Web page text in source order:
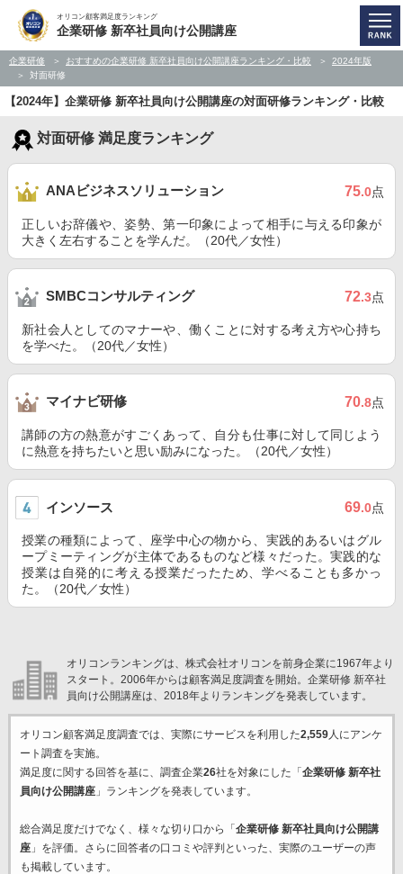
オリコン顧客満足度ランキング
企業研修 新卒社員向け公開講座
企業研修 おすすめの企業研修 新卒社員向け公開講座ランキング・比較
2024年版
対面研修
【2024年】企業研修 新卒社員向け公開講座の対面研修ランキング・比較
対面研修 満足度ランキング
ANAビジネスソリューション 75.0点
正しいお辞儀や、姿勢、第一印象によって相手に与える印象が
大きく左右することを学んだ。（20代／女性）
SMBCコンサルティング 72.3点
新社会人としてのマナーや、働くことに対する考え方や心持ち
を学べた。（20代／女性）
マイナビ研修 70.8点
講師の方の熱意がすごくあって、自分も仕事に対して同じよう
に熱意を持ちたいと思い励みになった。（20代／女性）
インソース 69.0点
授業の種類によって、座学中心の物から、実践的あるいはグル
ープミーティングが主体であるものなど様々だった。実践的な
授業は自発的に考える授業だったため、学べることも多かっ
た。（20代／女性）
オリコンランキングは、株式会社オリコンを前身企業に1967年より
スタート。2006年からは顧客満足度調査を開始。企業研修 新卒社
員向け公開講座は、2018年よりランキングを発表しています。
オリコン顧客満足度調査では、実際にサービスを利用した2,559人にアンケ
ート調査を実施。
満足度に関する回答を基に、調査企業26社を対象にした「 企業研修 新卒社
員向け公開講座」ランキングを発表しています。
総合満足度だけでなく、様々な切り口から「 企業研修 新卒社員向け公開講
座」を評価。さらに回答者の口コミや評判といった、実際のユーザーの声
も掲載しています。